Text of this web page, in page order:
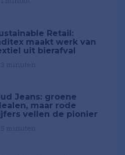
Retail:
maakt werk van
uit bierafval
Jeans: groene
maar rode
vellen de pionier